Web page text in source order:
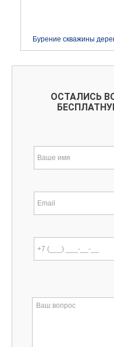
Бурение скважины
ОСТАЛИСЬ